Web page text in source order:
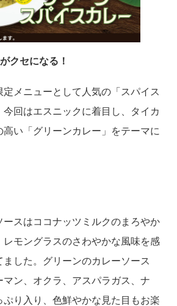
クセになる！
メニューとして人気の「スパイス
今回はエスニックに着目し、タイカ
高い「グリーンカレー」をテーマに
スはココナッツミルクのまろやか
レモングラスのさわやかな風味を感
ました。グリーンのカレーソース
マン、オクラ、アスパラガス、ナ
ぷり入り、色鮮やかな見た目もお楽